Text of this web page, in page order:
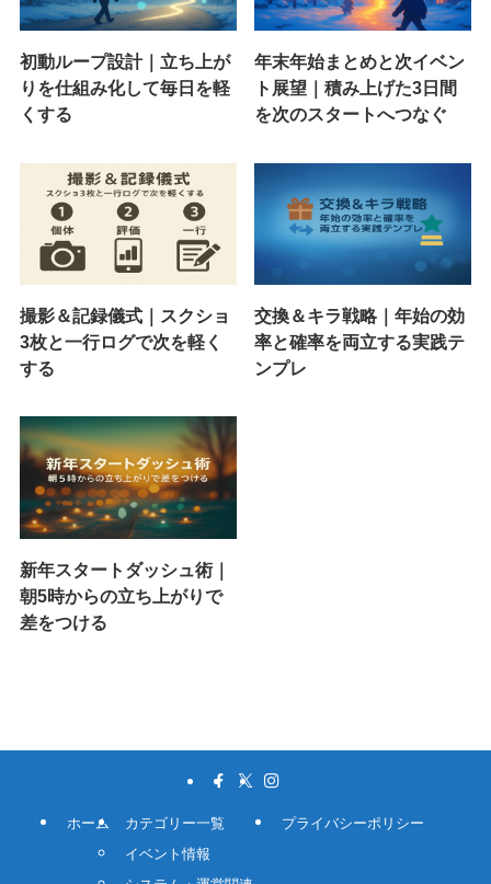
初動ループ設計｜立ち上が
りを仕組み化して毎日を軽
くする
年末年始まとめと次イベン
ト展望｜積み上げた3日間
を次のスタートへつなぐ
撮影＆記録儀式｜スクショ
3枚と一行ログで次を軽く
する
交換＆キラ戦略｜年始の効
率と確率を両立する実践テ
ンプレ
新年スタートダッシュ術｜
朝5時からの立ち上がりで
差をつける
ホーム
カテゴリー一覧
イベント情報
プライバシーポリシー